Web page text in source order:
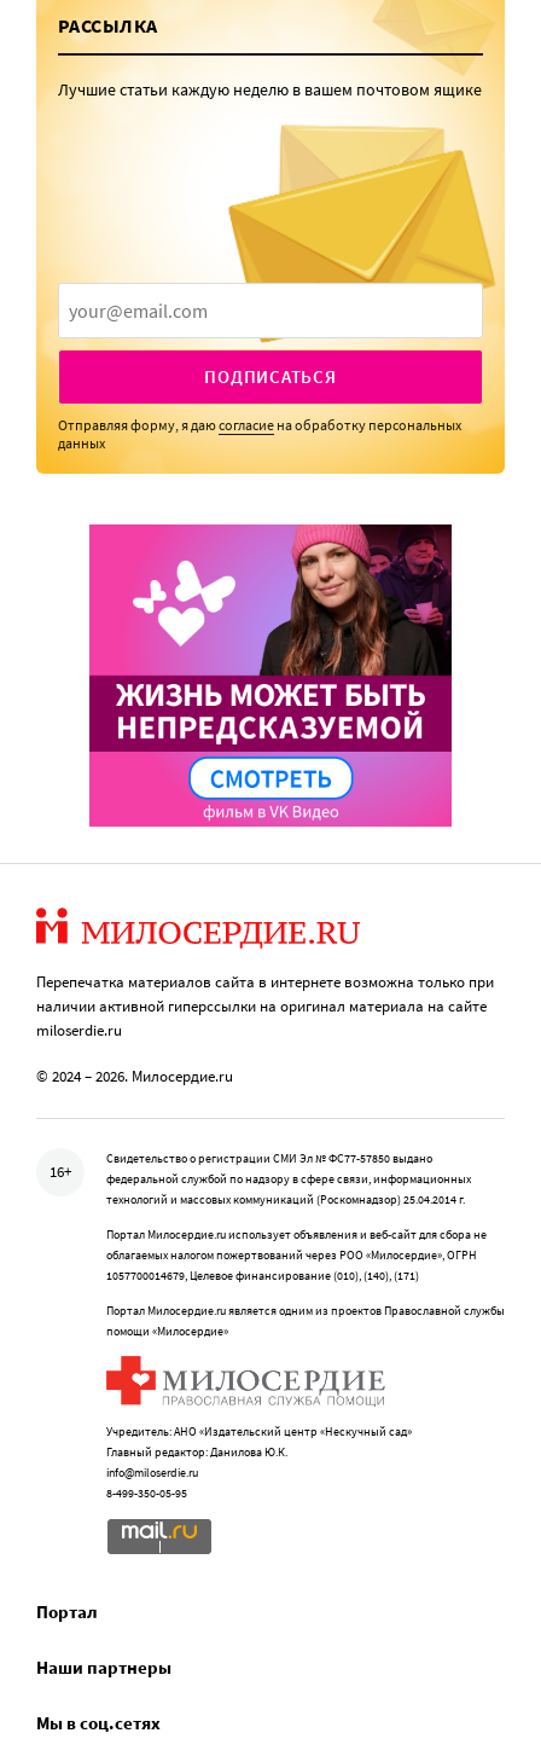
РАССЫЛКА
Лучшие статьи каждую неделю в вашем почтовом ящике
ПОДПИСАТЬСЯ
Отправляя форму, я даюсогласие на обработку персональных
данных
Перепечатка материалов сайта в интернете возможна только при
наличии активной гиперссылки на оригинал материала на сайте
miloserdie.ru
© 2024 – 2026. Милосердие.ru
16+
Свидетельство о регистрации СМИ Эл № ФС77-57850 выдано
федеральной службой по надзору в сфере связи, информационных
технологий и массовых коммуникаций (Роскомнадзор) 25.04.2014 г.
Портал Милосердие.ru использует объявления и веб-сайт для сбора не
облагаемых налогом пожертвований через РОО «Милосердие», ОГРН
1057700014679, Целевое финансирование (010), (140), (171)
Портал Милосердие.ru является одним из проектов Православной службы
помощи «Милосердие»
Учредитель: АНО «Издательский центр «Нескучный сад»
Главный редактор: Данилова Ю.К.
info@miloserdie.ru
8-499-350-05-95
Портал
Наши партнеры
Мы в соц.сетях